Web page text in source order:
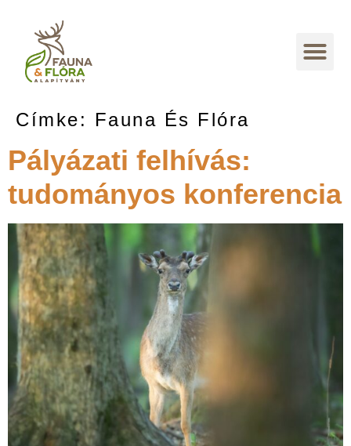
Címke: Fauna És Flóra
Pályázati felhívás:
tudományos konferencia